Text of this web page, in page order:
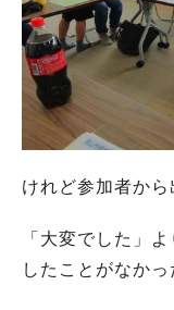
けれど参加者から
「大変でした」
したことがなかっ